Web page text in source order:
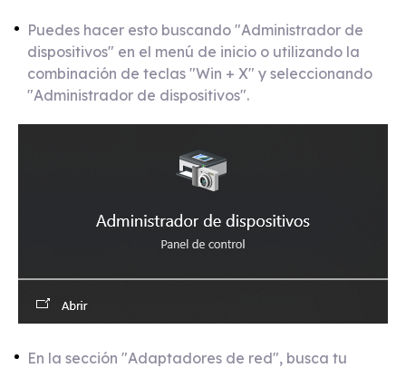
Puedes hacer esto buscando "Administrador de
dispositivos" en el menú de inicio o utilizando la
combinación de teclas "Win + X" y seleccionando
"Administrador de dispositivos".
En la sección "Adaptadores de red", busca tu